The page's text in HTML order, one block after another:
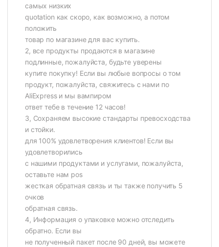
самых низких
quotation как скоро, как возможно, а потом
положить
товар по магазине для вас купить.
2, все продукты продаются в магазине
подлинные, пожалуйста, будьте уверены
купите покупку! Если вы любые вопросы о том
продукт, пожалуйста, свяжитесь с нами по
AliExpress и мы вампиром
ответ тебе в течение 12 часов!
3, Сохраняем высокие стандарты превосходства
и стойки.
для 100% удовлетворения клиентов! Если вы
удовлетворились
с нашими продуктами и услугами, пожалуйста,
оставьте нам pos
жесткая обратная связь и ты также получить 5
очков
обратная связь.
4, Информация о упаковке можно отследить
обратно. Если вы
не полученный пакет после 90 дней, вы можете